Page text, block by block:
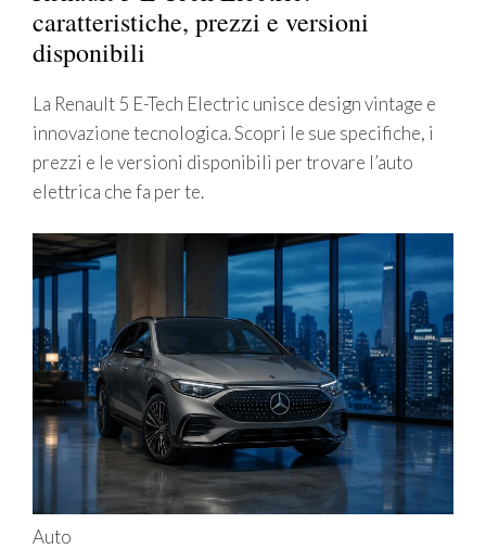
caratteristiche, prezzi e versioni
disponibili
La Renault 5 E-Tech Electric unisce design vintage e
innovazione tecnologica. Scopri le sue specifiche, i
prezzi e le versioni disponibili per trovare l’auto
elettrica che fa per te.
Auto